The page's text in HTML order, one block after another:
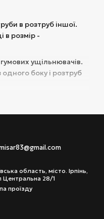
в розтруб іншої.
в розмір -
ущільнювачів.
боку і розтруб
область, місто. Ірпінь,
Центральна 28/1
проїзду